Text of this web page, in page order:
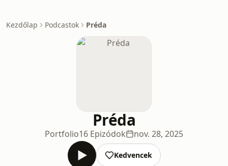
Kezdőlap Podcastok Préda
Préda
Portfolio16 Epizódok nov. 28, 2025
Kedvencek